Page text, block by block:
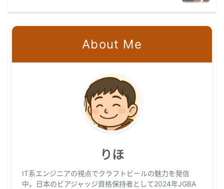
About Me
りほ
IT系エンジニアの視点でクラフトビールの魅力を発信
中。日本のビアジャッジ資格保持者として2024年JGBA